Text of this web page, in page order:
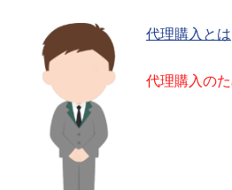
代理購入とは
代理購入の